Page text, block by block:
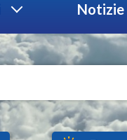
Notizie